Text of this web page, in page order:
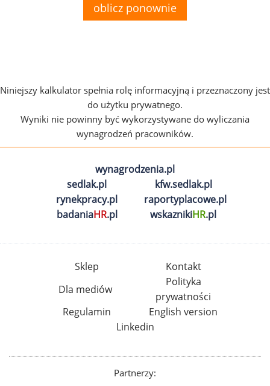
oblicz ponownie
Niniejszy kalkulator spełnia rolę informacyjną i przeznaczony jest
do użytku prywatnego.
Wyniki nie powinny być wykorzystywane do wyliczania
wynagrodzeń pracowników.
wynagrodzenia.pl
sedlak.pl
kfw.sedlak.pl
rynekpracy.pl
raportyplacowe.pl
badaniaHR.pl wskaznikiHR.pl
Sklep
Kontakt
Dla mediów
Polityka
prywatności
Regulamin
English version
Linkedin
Partnerzy: